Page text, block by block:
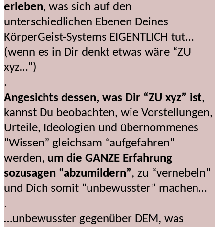
erleben, was sich auf den
unterschiedlichen Ebenen Deines
KörperGeist-Systems EIGENTLICH tut…
(wenn es in Dir denkt etwas wäre “ZU
xyz…”)
.
Angesichts dessen, was Dir “ZU xyz” ist,
kannst Du beobachten, wie Vorstellungen,
Urteile, Ideologien und übernommenes
“Wissen” gleichsam “aufgefahren”
werden, um die GANZE Erfahrung
sozusagen “abzumildern”, zu “vernebeln”
und Dich somit “unbewusster” machen…
.
…unbewusster gegenüber DEM, was